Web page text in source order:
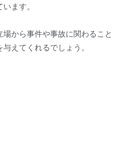
ます。
場から事件や事故に関わること
えてくれるでしょう。